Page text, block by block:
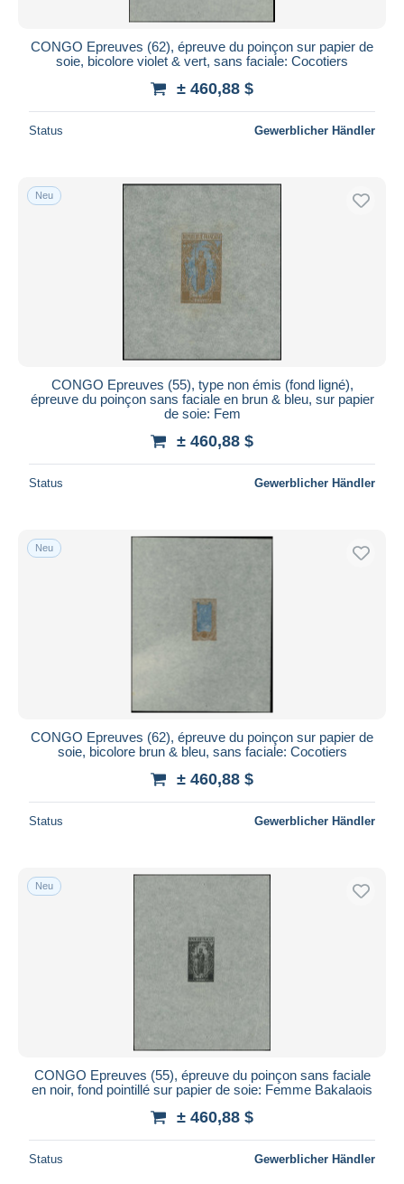
CONGO Epreuves (62), épreuve du poinçon sur papier de
soie, bicolore violet & vert, sans faciale: Cocotiers
± 460,88 $
Status Gewerblicher Händler
Neu
CONGO Epreuves (55), type non émis (fond ligné),
épreuve du poinçon sans faciale en brun & bleu, sur papier
de soie: Fem
± 460,88 $
Status Gewerblicher Händler
Neu
CONGO Epreuves (62), épreuve du poinçon sur papier de
soie, bicolore brun & bleu, sans faciale: Cocotiers
± 460,88 $
Status Gewerblicher Händler
Neu
CONGO Epreuves (55), épreuve du poinçon sans faciale
en noir, fond pointillé sur papier de soie: Femme Bakalaois
± 460,88 $
Status Gewerblicher Händler